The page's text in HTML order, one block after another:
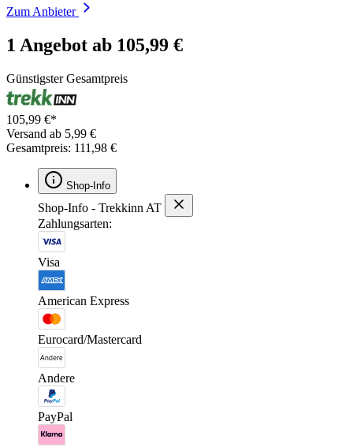
Zum Anbieter
1 Angebot ab 105,99 €
Günstigster Gesamtpreis
105,99 €*
Versand ab 5,99 €
Gesamtpreis: 111,98 €
Shop-Info
Shop-Info - Trekkinn AT
Zahlungsarten:
Visa
American Express
Eurocard/Mastercard
Andere
PayPal